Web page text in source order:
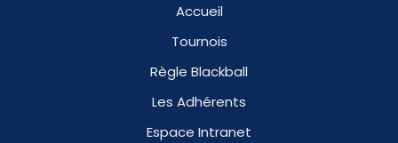
Accueil
Tournois
Règle Blackball
Les Adhérents
Espace Intranet